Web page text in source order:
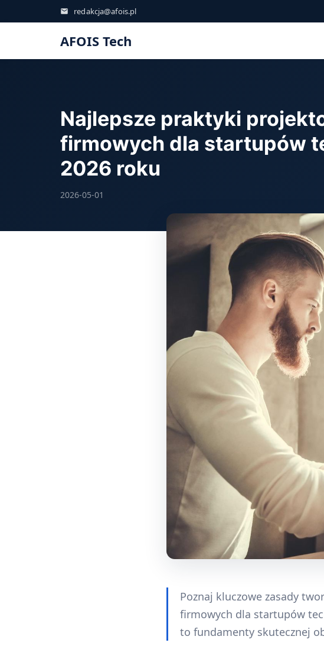
redakcja@afois.pl
AFOIS Tech
Najlepsze praktyki
firmowych dla startupów
2026 roku
2026-05-01
Poznaj kluczowe zasady
firmowych dla startupów
to fundamenty skutecznej